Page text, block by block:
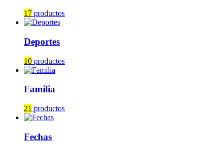
17 productos
Deportes
10 productos
Familia
21 productos
Fechas